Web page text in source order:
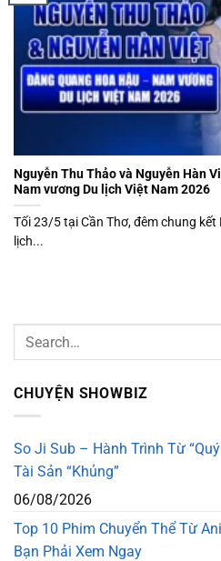
Nguyễn Thu Thảo và Nguyễn Hàn
Nam vương Du lịch Việt Nam 2026
Tối 23/5 tại Cần Thơ, đêm chung
lịch...
CHUYỆN SHOWBIZ
So Ji Sub – Hành Trình Từ
Tài Sản “Khủng”
06/08/2026
Top 10 Phim Chuyển Thể Từ
Bạn Phải Xem Ngay